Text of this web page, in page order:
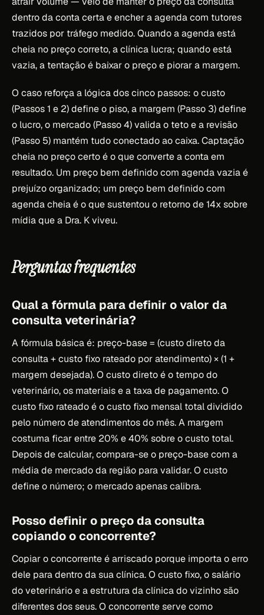
dentro da conta certa e encher a agenda com tutores
trazidos por tráfego medido. Quando a agenda está
cheia no preço correto, a clínica lucra; quando está
vazia, a tentação é baixar o preço e piorar a margem.
O caso reforça a lógica dos cinco passos: o custo
(Passos 1 e 2) define o piso, a margem (Passo 3) define
o lucro, o mercado (Passo 4) valida o teto e a revisão
(Passo 5) mantém tudo conectado ao caixa. Captação
cheia no preço certo é o que converte a conta em
resultado. Um preço bem definido com agenda vazia é
prejuízo organizado; um preço bem definido com
agenda cheia é o que sustentou o retorno de 14x sobre
mídia que a Dra. K viveu.
Perguntas frequentes
Qual a fórmula para definir o valor da
consulta veterinária?
A fórmula básica é: preço-base = (custo direto da
consulta + custo fixo rateado por atendimento) × (1 +
margem desejada). O custo direto é o tempo do
veterinário, os materiais e a taxa de pagamento. O
custo fixo rateado é o custo fixo mensal total dividido
pelo número de atendimentos do mês. A margem
costuma ficar entre 20% e 40% sobre o custo total.
Depois de calcular, compara-se o preço-base com a
média de mercado da região para validar. O custo
define o número; o mercado apenas calibra.
Posso definir o preço da consulta
copiando o concorrente?
Copiar o concorrente é arriscado porque importa o erro
dele para dentro da sua clínica. O custo fixo, o salário
do veterinário e a estrutura da clínica do vizinho são
diferentes dos seus. O concorrente serve como